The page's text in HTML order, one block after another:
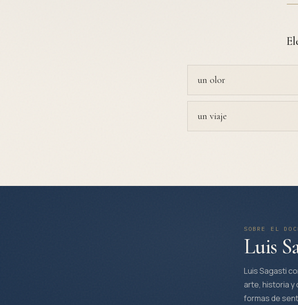
un olor
un viaje
SOBRE EL
Luis
Luis Sagasti
arte, historia y
formas de